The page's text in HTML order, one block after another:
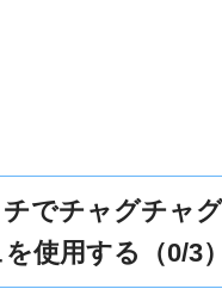
でチャグチャ
使用する（0/3）